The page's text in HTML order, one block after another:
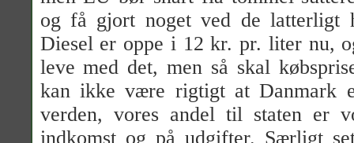
og få gjort noget ved de latterligt
Diesel er oppe i 12 kr. pr. liter nu,
leve med det, men så skal
kan ikke være rigtigt at Danmark
verden, vores andel til staten er
indkomst og på udgifter. Særligt